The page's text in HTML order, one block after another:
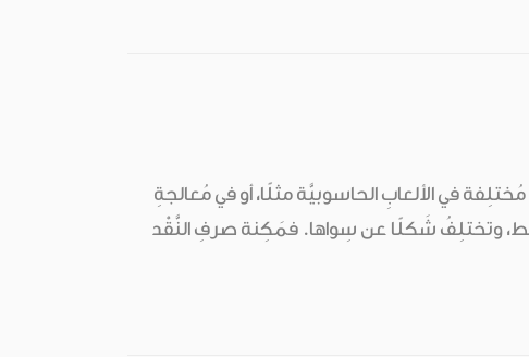
في الألعابِ الحاسوبيَّة مثلًا، أو في مُعالجةِ
وتختلِفُ شَكلًا عن سِواها. فمَكِنة صرفِ النَّقْد